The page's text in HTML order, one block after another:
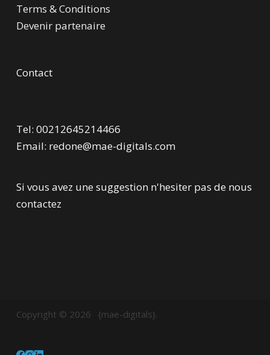
Terms & Conditions
Devenir partenaire
Contact
Tel: 00212645214466
Email: redone@mae-digitals.com
Si vous avez une suggestion n'hesiter pas de nous
contactez
Copyright © 2026 {mae-digitals}.